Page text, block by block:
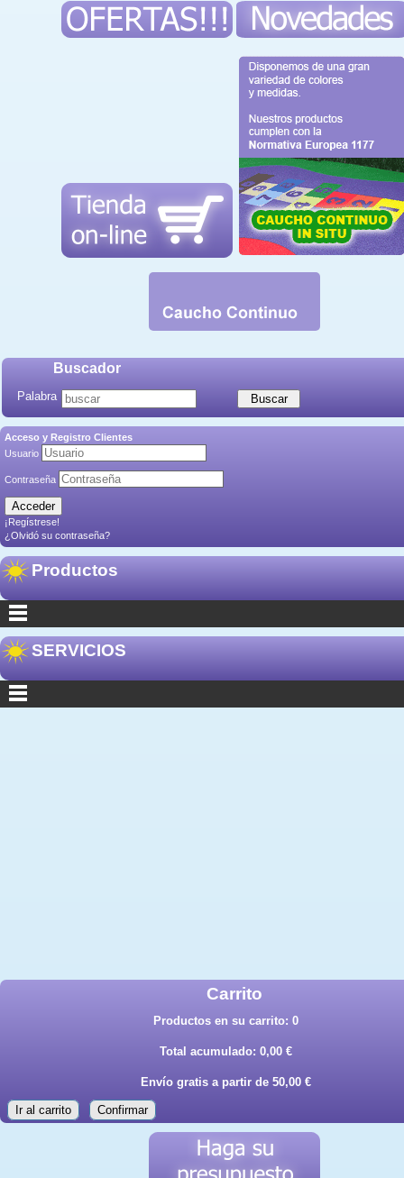
Buscador
Palabra
Acceso y Registro Clientes
Usuario
Contraseña
¡Regístrese!
¿Olvidó su contraseña?
Productos
SERVICIOS
Carrito
Productos en su carrito: 0
Total acumulado: 0,00 €
Envío gratis a partir de 50,00 €
Ir al carrito Confirmar